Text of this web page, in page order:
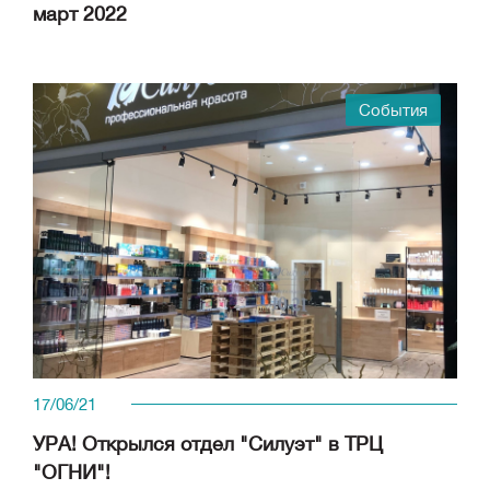
март 2022
События
17/06/21
УРА! Открылся отдел "Силуэт" в ТРЦ
"ОГНИ"!